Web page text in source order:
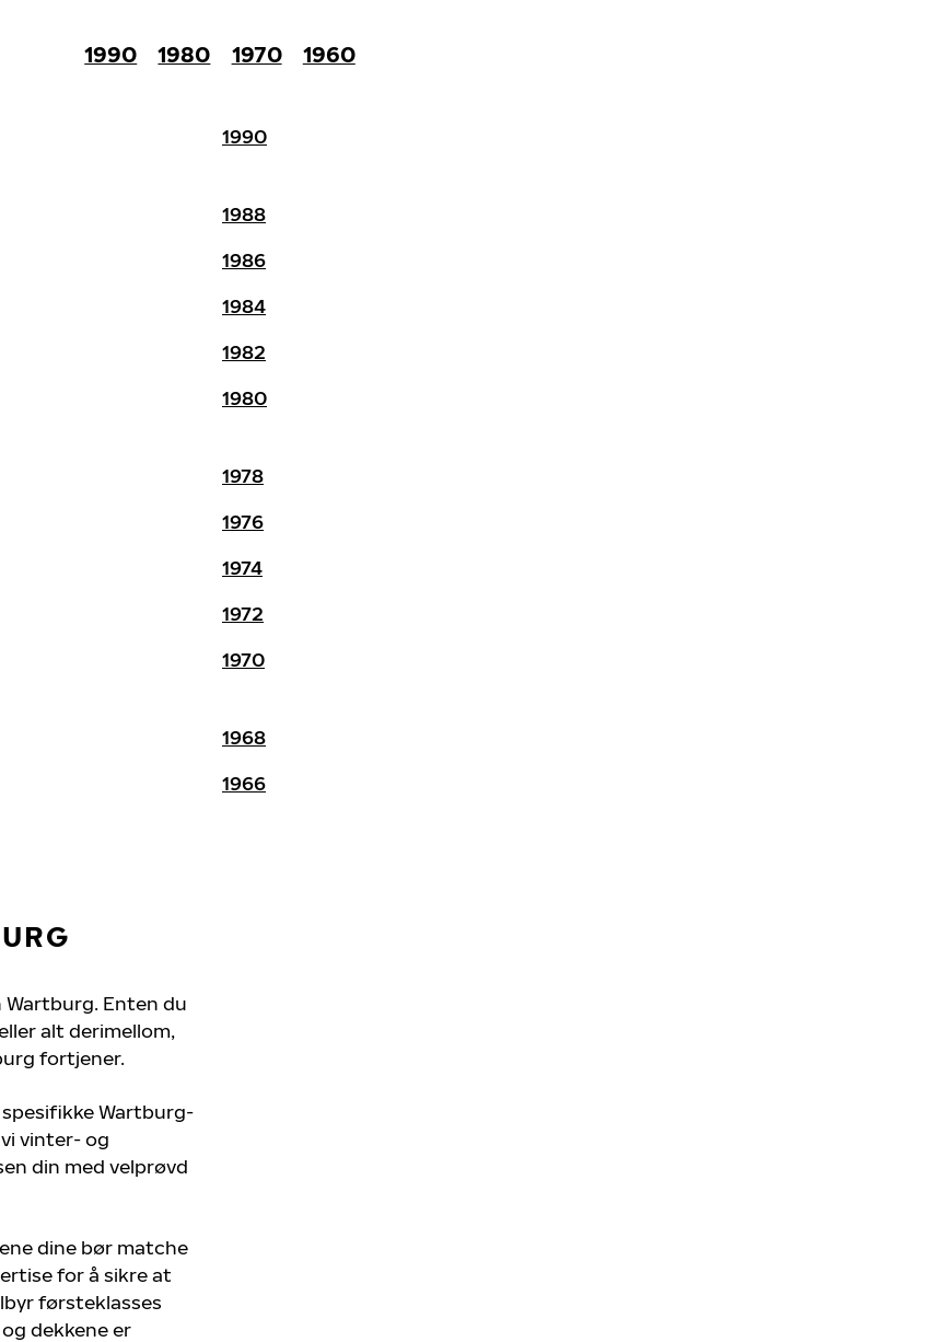
1990 1980 1970
1960
1990
1988
1986
1984
1982
1980
1978
1976
1974
1972
1970
1968
1966
Enten du
alt derimellom,
fortjener.
Wartburg-
vinter- og
din med velprøvd
dine bør matche
for å sikre at
førsteklasses
dekkene er